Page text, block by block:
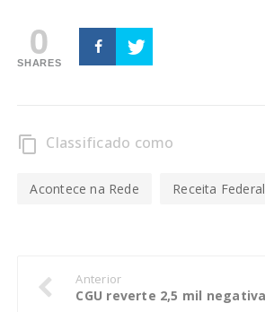
0
SHARES
content_copy Classificado como
Acontece na Rede Receita Federal
Anterior